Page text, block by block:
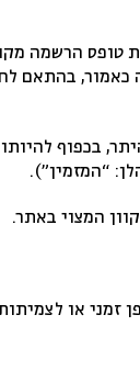
הרשמה
“המזמין”).
המצוי באתר.
או